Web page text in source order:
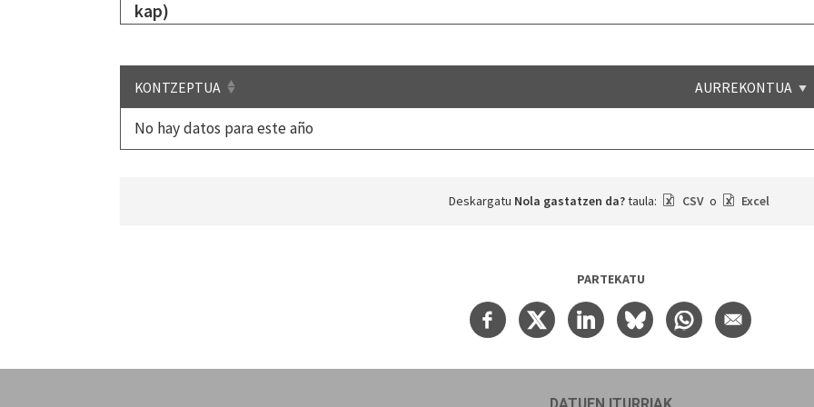
kap)
KONTZEPTUA AURREKONTUA
No hay datos para este año
Deskargatu Nola gastatzen da?taula: CSV o Excel
PARTEKATU